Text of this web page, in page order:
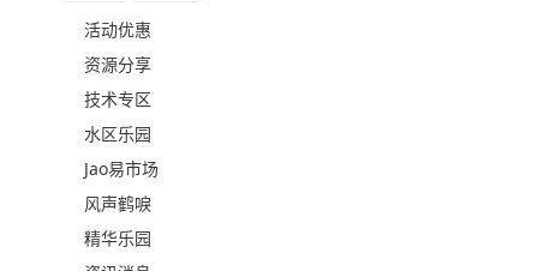
活动优惠
资源分享
技术专区
水区乐园
Jao易市场
风声鹤唳
精华乐园